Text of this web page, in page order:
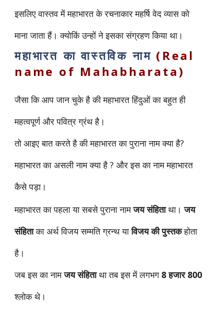
इसलिए वास्तव में महाभारत के रचनाकार महर्षि वेद व्यास को
माना जाता हैं। क्योकिं उन्हों ने इसका संग्रहण किया था।
महाभारत का वास्तविक नाम (Real
name of Mahabharata)
जैसा कि आप जान चुके है की महाभारत हिंदुओं का बहुत ही
महत्वपूर्ण और पवित्र ग्रंथ है।
तो आइए बात करते है की महाभारत का पुराना नाम क्या है?
महाभारत का असली नाम क्या है ? और इस का नाम महाभारत
कैसे पड़ा।
महाभारत का पहला या सबसे पुराना नामजय संहिताथा।जय
संहिताका अर्थ विजय सम्मतिग्रन्थ याविजय की पुस्तक होता
है।
जब इस का नामजय संहिताथा तब इस में लगभग 8 हजार 800
श्लोक थे।